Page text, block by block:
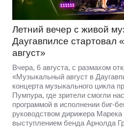
Летний вечер с живой
Даугавпилсе стартовал
август»
Вчера, 6 августа, с размахом
«Музыкальный август в
концерта музыкального цикла
Пумпура, где зрители смогли
программой в исполнении биг-
руководством дирижера
выступлением бенда Арнолда